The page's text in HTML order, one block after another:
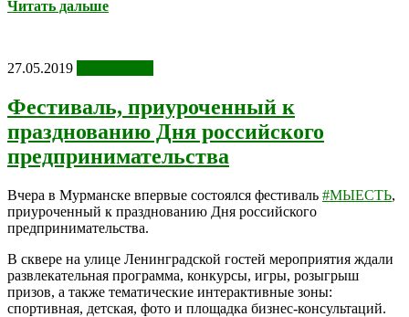
Читать дальше
27.05.2019
Фестиваль, приуроченный к
празднованию Дня российского
предпринимательства
Вчера в Мурманске впервые состоялся фестиваль #МЫЕСТЬ,
приуроченный к празднованию Дня российского
предпринимательства.
В сквере на улице Ленинградской гостей мероприятия ждали
развлекательная программа, конкурсы, игры, розыгрыш
призов, а также тематические интерактивные зоны:
спортивная, детская, фото и площадка бизнес-консультаций.